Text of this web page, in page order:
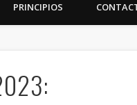
PRINCIPIOS